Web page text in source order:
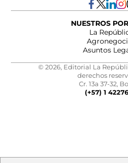
NUESTROS
La
Asuntos
© 2026, Editorial La
derechos
Cr. 13a 37-32,
(+57) 1